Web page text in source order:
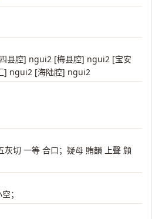
县腔] ngui2 [梅县腔] ngui2 [宝安
] ngui2 [海陆腔] ngui2
灰切 一等 合口；疑母 賄韻 上聲 頠
；